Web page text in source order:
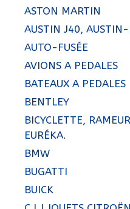
ASTON MARTIN
AUSTIN J40, AUSTIN-
AUTO-FUSÉE
AVIONS A PEDALES
BATEAUX A PEDALES
BENTLEY
BICYCLETTE,
EURÉKA.
BMW
BUGATTI
BUICK